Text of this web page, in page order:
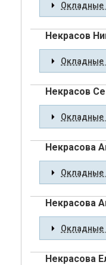
Окладные
Некрасов
Окладные
Некрасов
Окладные
Некрасова
Окладные
Некрасова
Окладные
Некрасова